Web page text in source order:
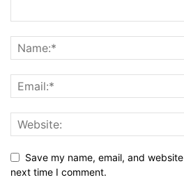
Save my name, email, and
next time I comment.